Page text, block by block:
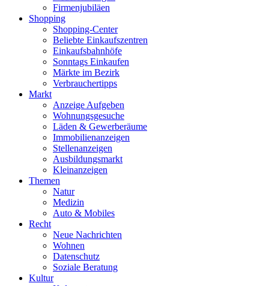
Firmenjubiläen
Shopping
Shopping-Center
Beliebte Einkaufszentren
Einkaufsbahnhöfe
Sonntags Einkaufen
Märkte im Bezirk
Verbrauchertipps
Markt
Anzeige Aufgeben
Wohnungsgesuche
Läden & Gewerberäume
Immobilienanzeigen
Stellenanzeigen
Ausbildungsmarkt
Kleinanzeigen
Themen
Natur
Medizin
Auto & Mobiles
Recht
Neue Nachrichten
Wohnen
Datenschutz
Soziale Beratung
Kultur